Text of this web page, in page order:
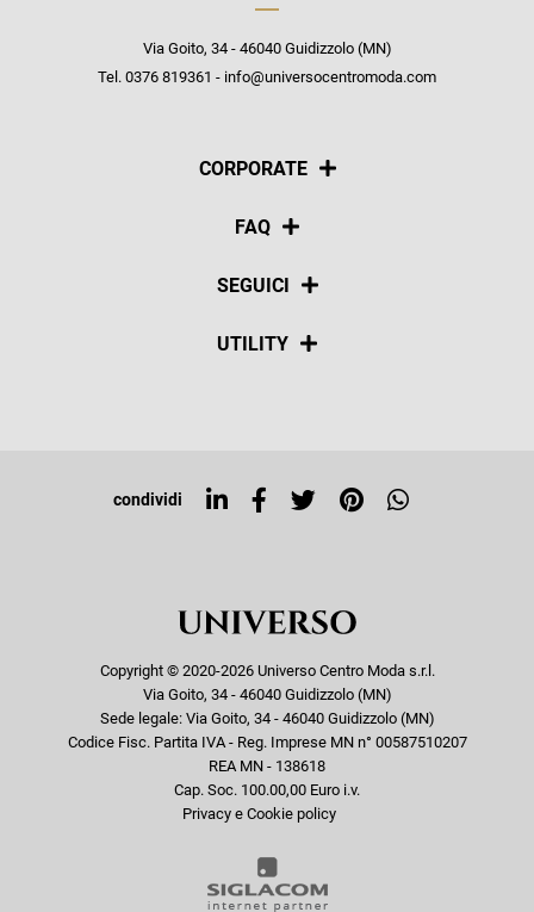
Via Goito, 34 - 46040 Guidizzolo (MN)
Tel. 0376 819361 - info@universocentromoda.com
CORPORATE
Chi siamo
FAQ
Pagamenti
SEGUICI
Social
UTILITY
Top ricerche
condividi
Copyright © 2020-2026 Universo Centro Moda s.r.l.
Via Goito, 34 - 46040 Guidizzolo (MN)
Sede legale: Via Goito, 34 - 46040 Guidizzolo (MN)
Codice Fisc. Partita IVA - Reg. Imprese MN n° 00587510207
REA MN - 138618
Cap. Soc. 100.00,00 Euro i.v.
Privacy e Cookie policy